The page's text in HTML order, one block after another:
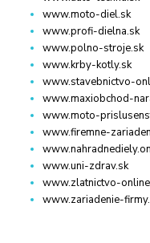
www.moto-diel.sk
www.profi-dielna.sk
www.polno-stroje.sk
www.krby-kotly.sk
www.stavebnictvo-
www.maxiobchod-
www.moto-
www.firemne-
www.uni-zdrav.sk
www.zlatnictvo-
www.zariadenie-